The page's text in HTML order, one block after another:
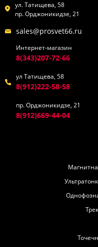
ул. Татищева, 58
пр. Орджоникидзе, 21
sales@prosvet66.ru
Интернет-магазин
8(343)207-72-66
ул Татищева, 58
8(912)222-58-58
пр. Орджоникидзе, 21
8(912)669-44-04